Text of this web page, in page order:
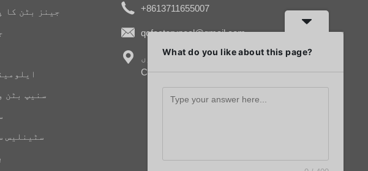
جینز بٹن کا
سنیپ بٹن
سٹینلیس
+8613711655007
qcfactoryneal@gmail.com
نمبر 16، دوسرا گاؤں، Sanshuizhou، Foshan
City، Guangdong Province
What do you like about this page?